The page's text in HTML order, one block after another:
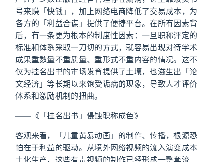
号来赚「快钱」，加上网络电商降低了交易成本，为
各方的「利益合谋」提供了便捷平台。在所有因素背
后，有一条更为根本的制度性因素：一旦职称评定的
标准和体系采取一刀切的方式，就容易出现对待学术
成果重数量不重质量、重形式不重内容的情况。这不
仅为挂名出书的市场发育提供了土壤，也滋生出「论
文经济」等长期以来饱受诟病的现象，导致人才评价
体系和激励机制的扭曲。
——《「挂名出书」侵蚀职称成色》
客观来看，「儿童黄暴动画」的制作、传播，根源恐
怕在于利益的驱动。从境外网络视频的流入演变成本
土化生产，这些有毒视频的制作已经形成一整套流